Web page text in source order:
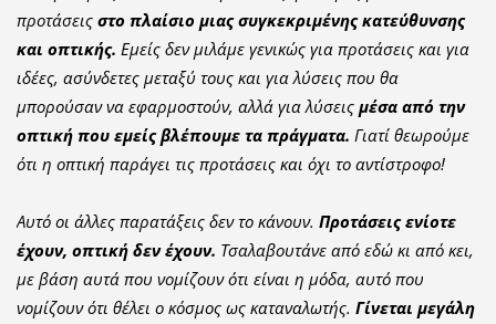
προτάσεις στο πλαίσιο μιας συγκεκριμένης κατεύθυνσης
και οπτικής. Εμείς δεν μιλάμε γενικώς για προτάσεις και για
ιδέες, ασύνδετες μεταξύ τους και για λύσεις που θα
μπορούσαν να εφαρμοστούν, αλλά για λύσεις μέσα από την
οπτική που εμείς βλέπουμε τα πράγματα. Γιατί θεωρούμε
ότι η οπτική παράγει τις προτάσεις και όχι το αντίστροφο!
Αυτό οι άλλες παρατάξεις δεν το κάνουν. Προτάσεις ενίοτε
έχουν, οπτική δεν έχουν. Τσαλαβουτάνε από εδώ κι από κει,
με βάση αυτά που νομίζουν ότι είναι η μόδα, αυτό που
νομίζουν ότι θέλει ο κόσμος ως καταναλωτής. Γίνεται μεγάλη